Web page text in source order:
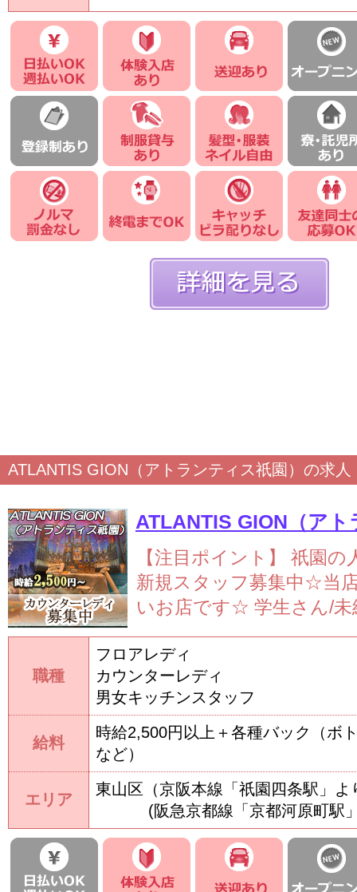
ATLANTIS GION（アトランティス祇園）の求人
職種
フロアレディ
カウンターレディ
男女キッチンスタッフ
給料
時給2,500円以上＋各種バック（ボ
など）
エリア
東山区（京阪本線「祇園四条駅」よ
(阪急京都線「京都河原町駅」
【注目ポイント】
祇園の
新規スタッフ募集中☆当
いお店です☆ 学生さん/